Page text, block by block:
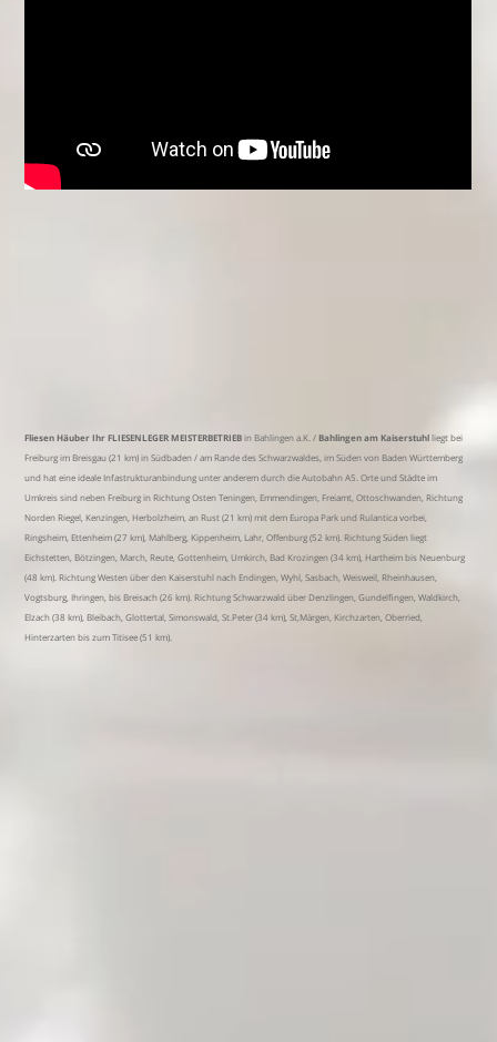
Fliesen Häuber Ihr FLIESENLEGER MEISTERBETRIEBin Bahlingen a.K. /Bahlingen am Kaiserstuhlliegt bei
Freiburg im Breisgau (21 km) in Südbaden / am Rande des Schwarzwaldes, im Süden von Baden Württemberg
und hat eine ideale Infastrukturanbindung unter anderem durch die Autobahn A5. Orte und Städte im
Umkreis sind neben Freiburg in Richtung Osten Teningen, Emmendingen, Freiamt, Ottoschwanden, Richtung
Norden Riegel, Kenzingen, Herbolzheim, an Rust (21 km) mit dem Europa Park und Rulantica vorbei,
Ringsheim, Ettenheim (27 km), Mahlberg, Kippenheim, Lahr, Offenburg (52 km). Richtung Süden liegt
Eichstetten, Bötzingen, March, Reute, Gottenheim, Umkirch, Bad Krozingen (34 km), Hartheim bis Neuenburg
(48 km). Richtung Westen über den Kaiserstuhl nach Endingen, Wyhl, Sasbach, Weisweil, Rheinhausen,
Vogtsburg, Ihringen, bis Breisach (26 km). Richtung Schwarzwald über Denzlingen, Gundelfingen, Waldkirch,
Elzach (38 km), Bleibach, Glottertal, Simonswald, St.Peter (34 km), St,Märgen, Kirchzarten, Oberried,
Hinterzarten bis zum Titisee (51 km).